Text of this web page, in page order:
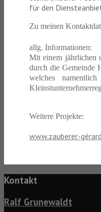
für den
Zu meinen
allg. Informationen:
Mit einem jährlichen
durch die Gemeinde
welches
Weitere Projekte:
www.zauberer-
Kontakt
Ralf Grunewaldt